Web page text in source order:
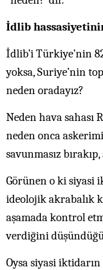
İdlib
İdlib’i Türkiye’nin
yoksa, Suriye’nin
neden oradayız?
Neden hava sahası
neden onca
savunmasız
Görünen o ki siyasi
ideolojik akrabalık
aşamada kontrol
verdiğini
Oysa siyasi